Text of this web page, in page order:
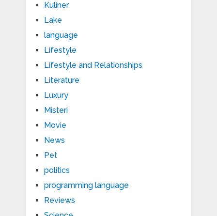
Kuliner
Lake
language
Lifestyle
Lifestyle and Relationships
Literature
Luxury
Misteri
Movie
News
Pet
politics
programming language
Reviews